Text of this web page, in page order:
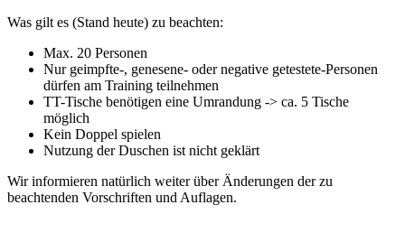
Was gilt es (Stand heute) zu beachten:
Max. 20 Personen
Nur geimpfte-, genesene- oder negative getestete-Personen
dürfen am Training teilnehmen
TT-Tische benötigen eine Umrandung -> ca. 5 Tische
möglich
Kein Doppel spielen
Nutzung der Duschen ist nicht geklärt
Wir informieren natürlich weiter über Änderungen der zu
beachtenden Vorschriften und Auflagen.